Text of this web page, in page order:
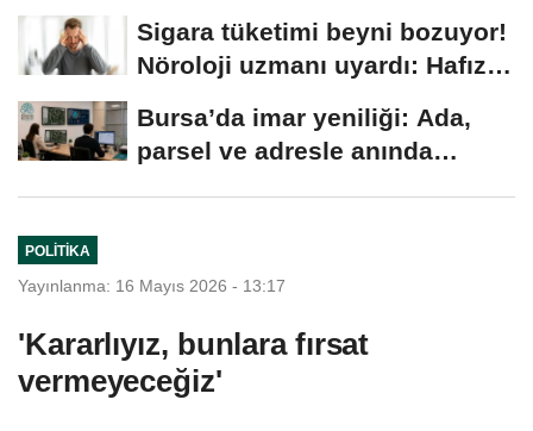
Sigara tüketimi beyni bozuyor!
Nöroloji uzmanı uyardı: Hafıza
Bursa’da imar yeniliği: Ada,
parsel ve adresle anında
POLITIKA
Yayınlanma: 16 Mayıs 2026 - 13:17
'Kararlıyız, bunlara fırsat
vermeyeceğiz'